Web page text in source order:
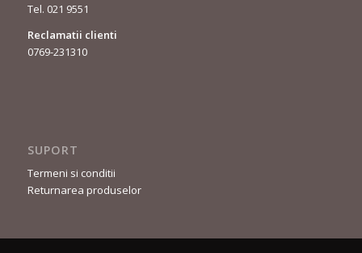
Tel. 021 9551
Reclamatii clienti
0769-231310
SUPORT
Termeni si conditii
Returnarea produselor